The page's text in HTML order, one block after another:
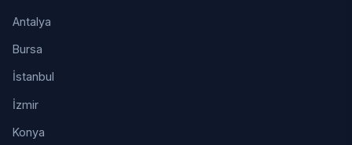
Antalya
Bursa
İstanbul
İzmir
Konya